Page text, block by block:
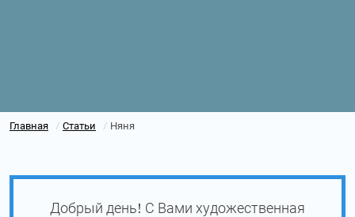
Главная / Статьи / Няня
Добрый день! С Вами художественная